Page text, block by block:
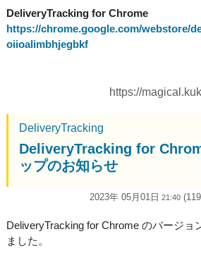
DeliveryTracking for Chrome
https://chrome.google.com/webstore/
oiioalimbhjegbkf
https://
DeliveryTracking
DeliveryTracking for
ップのお知らせ
2023年 05月01日 21:40
DeliveryTracking for Chrome のバージョ
ました。